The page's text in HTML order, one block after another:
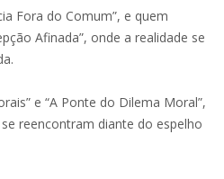
Fora do Comum”, e quem
Afinada”, onde a realidade se
e “A Ponte do Dilema Moral”,
reencontram diante do espelho